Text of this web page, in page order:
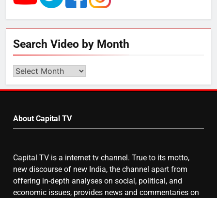
दिल्ली कोर्ट ने IRCTC घोटाले में आरोप
8
सुप्रीम कोर्ट ने राहुल गांधी के ‘वोट चोरी’
के आरोप खारिज किए, शेखपुरा में पीएम की
Search Video by Month
Search
by
About Capital TV
Capital TV is a internet tv channel. True to its motto,
new discourse of new India, the channel apart from
offering in-depth analyses on social, political, and
economic issues, provides news and commentaries on